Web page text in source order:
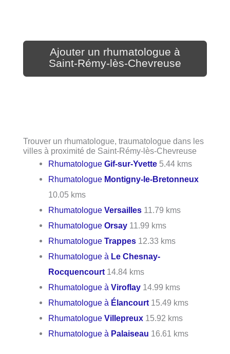
Ajouter un rhumatologue à
Saint-Rémy-lès-Chevreuse
Trouver un rhumatologue, traumatologue dans les
villes à proximité de Saint-Rémy-lès-Chevreuse
RhumatologueGif-sur-Yvette 5.44 kms
Rhumatologue Montigny-le-Bretonneux
10.05 kms
RhumatologueVersailles 11.79 kms
RhumatologueOrsay 11.99 kms
RhumatologueTrappes 12.33 kms
Rhumatologue à Le Chesnay-
Rocquencourt 14.84 kms
Rhumatologue àViroflay 14.99 kms
Rhumatologue à Élancourt 15.49 kms
RhumatologueVillepreux 15.92 kms
Rhumatologue à Palaiseau 16.61 kms